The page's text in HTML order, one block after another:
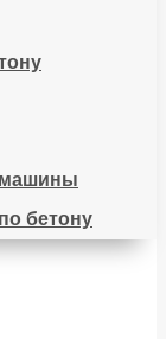
бетону